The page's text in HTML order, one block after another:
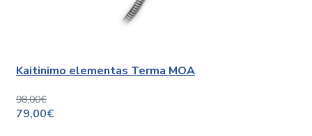
Kaitinimo elementas Terma MOA
98,00€
79,00€